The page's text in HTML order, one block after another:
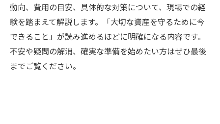
動向、費用の目安、具体的な対策について、現場での経
験を踏まえて解説します。「大切な資産を守るために今
できること」が読み進めるほどに明確になる内容です。
不安や疑問の解消、確実な準備を始めたい方はぜひ最後
までご覧ください。